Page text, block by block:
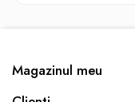
Magazinul meu